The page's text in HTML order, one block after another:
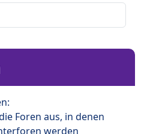
Foren aus, in denen
werden